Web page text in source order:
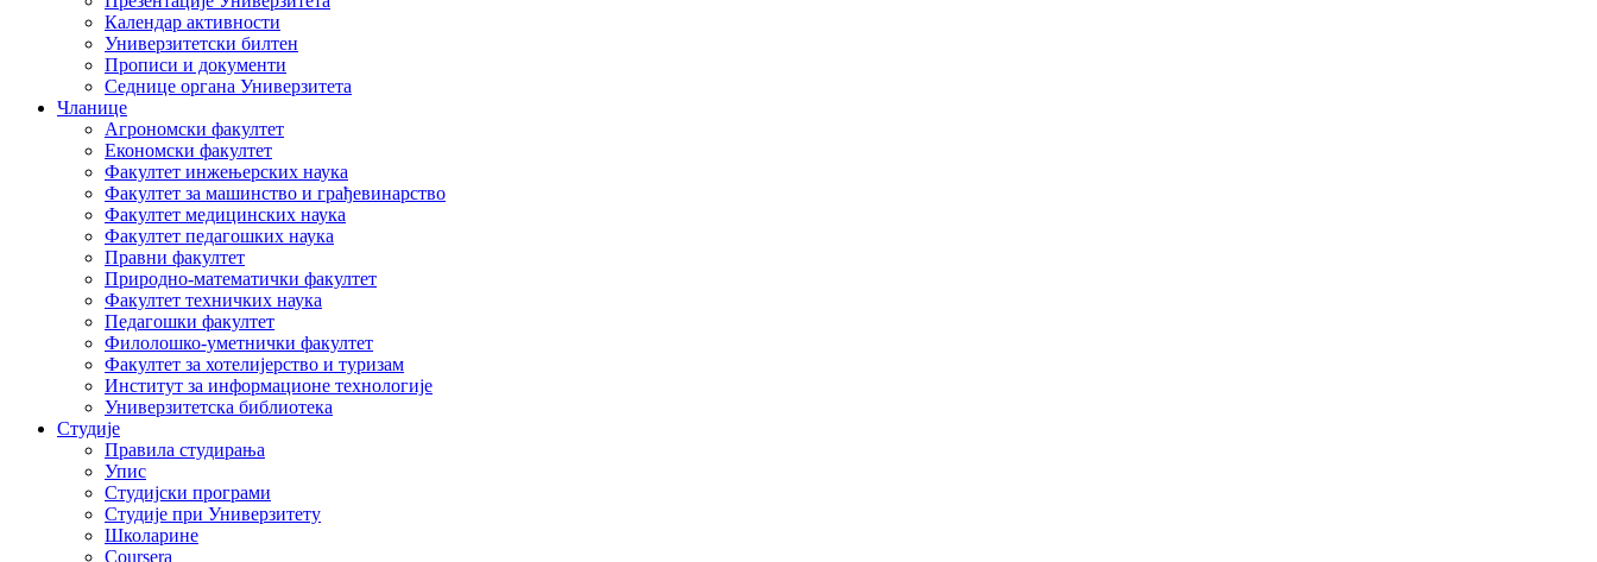
Календар активности
Универзитетски билтен
Прописи и документи
Седнице органа Универзитета
Чланице
Агрономски факултет
Економски факултет
Факултет инжењерских наука
Факултет за машинство и грађевинарство
Факултет медицинских наука
Факултет педагошких наука
Правни факултет
Природно-математички факултет
Факултет техничких наука
Педагошки факултет
Филолошко-уметнички факултет
Факултет за хотелијерство и туризам
Институт за информационе технологије
Универзитетска библиотека
Студије
Правила студирања
Упис
Студијски програми
Студије при Универзитету
Школарине
Coursera